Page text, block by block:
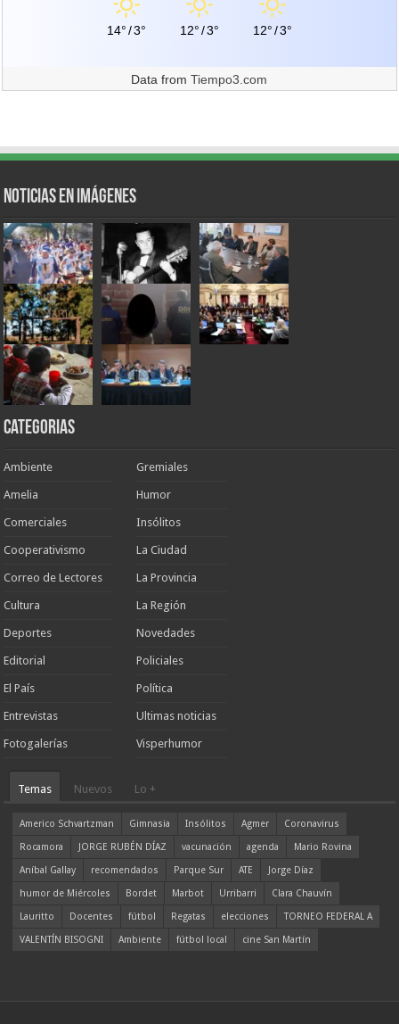
14°/3° 12°/3° 12°/3°
Data fromTiempo3.com
Noticias en Imágenes
Categorias
Ambiente
Amelia
Comerciales
Cooperativismo
Correo de Lectores
Cultura
Deportes
Editorial
El País
Entrevistas
Fotogalerías
Gremiales
Humor
Insólitos
La Ciudad
La Provincia
La Región
Novedades
Policiales
Política
Ultimas noticias
Visperhumor
Temas Nuevos Lo +
Americo Schvartzman Gimnasia Insólitos Agmer
Coronavirus
Rocamora
JORGE RUBÉN DÍAZ vacunación agenda
Mario Rovina
Aníbal Gallay
recomendados Parque Sur ATE
Jorge Díaz
humor de Miércoles
Bordet Marbot Urribarri
Clara Chauvín
Lauritto
Docentes fútbol Regatas elecciones
TORNEO FEDERAL A
VALENTÍN BISOGNI
Ambiente fútbol local cine San Martín